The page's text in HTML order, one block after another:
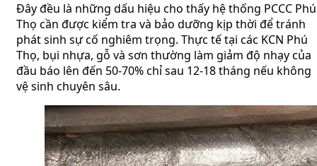
Đây đều là những dấu hiệu cho thấy hệ thống PCCC Phú
Thọ cần được kiểm tra và bảo dưỡng kịp thời để tránh
phát sinh sự cố nghiêm trọng. Thực tế tại các KCN Phú
Thọ, bụi nhựa, gỗ và sơn thường làm giảm độ nhạy của
đầu báo lên đến 50-70% chỉ sau 12-18 tháng nếu không
vệ sinh chuyên sâu.